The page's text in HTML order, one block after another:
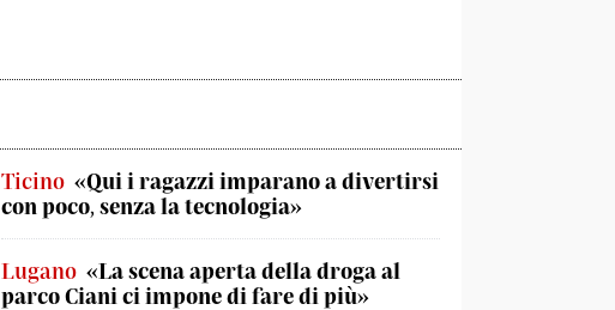
Ticino «Qui i ragazzi imparano a divertirsi
con poco, senza la tecnologia»
Lugano «La scena aperta della droga al
parco Ciani ci impone di fare di più»